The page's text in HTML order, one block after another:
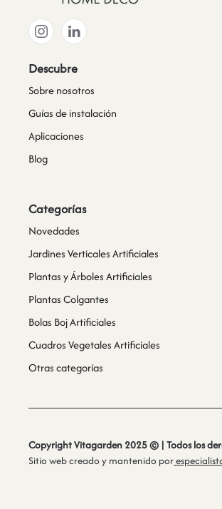
Descubre
Sobre nosotros
Guías de instalación
Aplicaciones
Blog
Categorías
Novedades
Jardines Verticales Artificiales
Plantas y Árboles Artificiales
Plantas Colgantes
Bolas Boj Artificiales
Cuadros Vegetales Artificiales
Otras categorías
Copyright Vitagarden 2025 © | Todos los
Sitio web creado y mantenido por